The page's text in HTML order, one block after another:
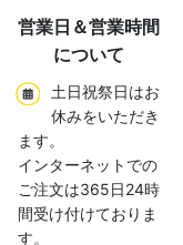
営業日＆営業時間
について
土日祝祭日はお
休みをいただき
ます。
インターネットでの
ご注文は365日24時
間受け付けておりま
す。